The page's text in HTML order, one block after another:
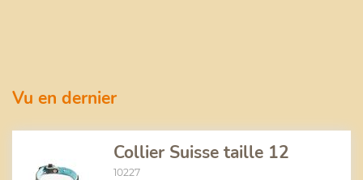
Vu en dernier
Collier Suisse taille 12
10227